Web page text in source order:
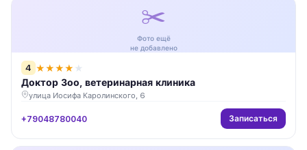
✂️
Фото ещё
не добавлено
4 ★★★★ ★
Доктор Зоо, ветеринарная клиника
улица Иосифа Каролинского, 6
+79048780040 Записаться